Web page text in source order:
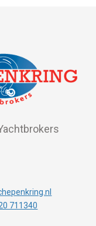
711340